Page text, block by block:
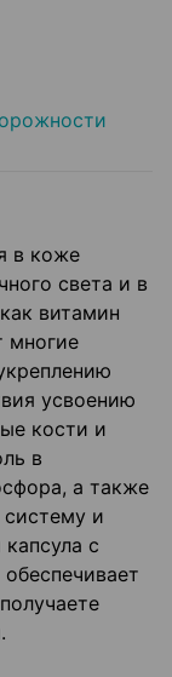
в коже
света и в
витамин
многие
усвоению
кости и
в
а также
и
с